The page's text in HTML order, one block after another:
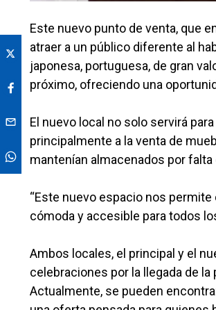
Este nuevo punto de venta, que
atraer a un público diferente al
japonesa, portuguesa, de gran
próximo, ofreciendo una
El nuevo local no solo servirá
principalmente a la venta de
mantenían almacenados por
“Este nuevo espacio nos
cómoda y accesible para todos
Ambos locales, el principal y el
celebraciones por la llegada de
Actualmente, se pueden